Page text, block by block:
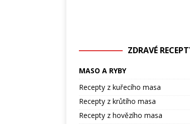
ZDRAVÉ
MASO A RYBY
Recepty z kuřecího masa
Recepty z krůtího masa
Recepty z hovězího masa